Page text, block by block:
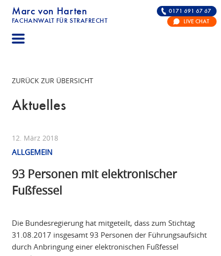
Marc von Harten
FACHANWALT FÜR STRAFRECHT
STRAFRECHT | RECHTSANWALT FÜR DIE
0171 691 67 67
LIVE CHAT
ZURÜCK ZUR ÜBERSICHT
Aktuelles
12. März 2018
ALLGEMEIN
93 Personen mit elektronischer
Fußfessel
Die Bundesregierung hat mitgeteilt, dass zum Stichtag
31.08.2017 insgesamt 93 Personen der Führungsaufsicht
durch Anbringung einer elektronischen Fußfessel